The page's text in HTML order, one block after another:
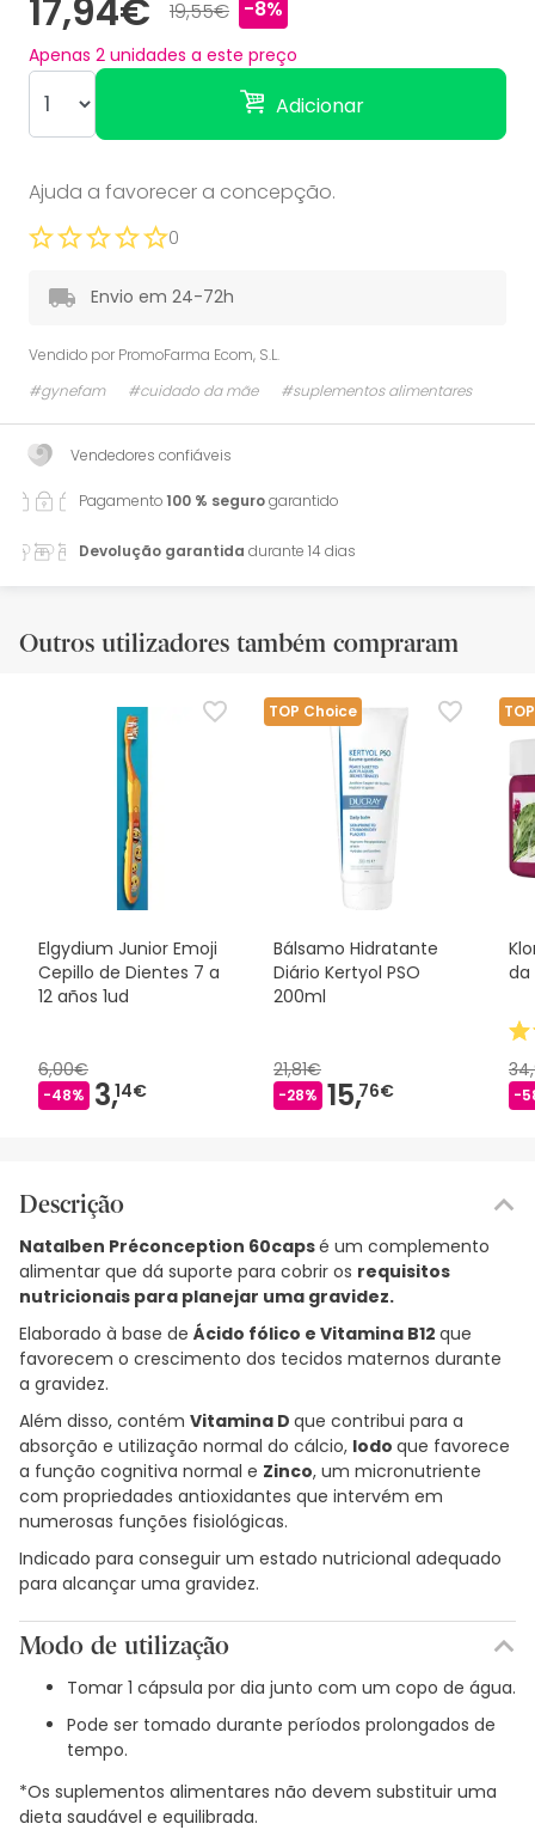
17,94€ 19,55€ -8%
Apenas 2 unidades a este preço
Adicionar
Ajuda a favorecer a concepção.
0
Envio em 24-72h
Vendido por PromoFarma Ecom, S.L.
#gynefam
#cuidado da mãe #suplementos alimentares
Vendedores confiáveis
Pagamento100 % segurogarantido
Devolução garantida durante 14 dias
Outros utilizadores também compraram
Elgydium Junior Emoji
Cepillo de Dientes 7 a
12 años 1ud
6,00€
-48% 3,14€
TOP Choice
Bálsamo Hidratante
Diário Kertyol PSO
200ml
21,81€
-28% 15,76€
da
-
Descrição
Natalben Préconception 60capsé um complemento
alimentar que dá suporte para cobrir os requisitos
nutricionais para planejar uma gravidez.
Elaborado à base de Ácido fólico e Vitamina B12 que
favorecem o crescimento dos tecidos maternos durante
a gravidez.
Além disso, contém Vitamina D que contribui para a
absorção e utilização normal do cálcio, Iodo que favorece
a função cognitiva normal e Zinco, um micronutriente
com propriedades antioxidantes que intervém em
numerosas funções fisiológicas.
Indicado para conseguir um estado nutricional adequado
para alcançar uma gravidez.
Modo de utilização
Tomar 1 cápsula por dia junto com um copo de água.
Pode ser tomado durante períodos prolongados de
tempo.
*Os suplementos alimentares não devem substituir uma
dieta saudável e equilibrada.